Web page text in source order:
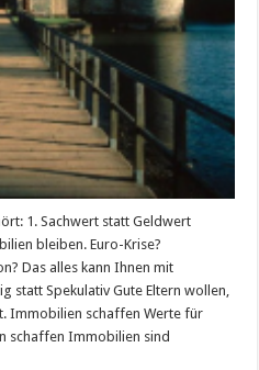
1. Sachwert statt Geldwert
bleiben. Euro-Krise?
Das alles kann Ihnen mit
statt Spekulativ Gute Eltern wollen,
Immobilien schaffen Werte für
schaffen Immobilien sind